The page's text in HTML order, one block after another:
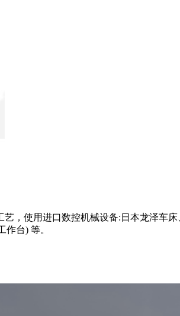
，使用进口数控机械设备:日本龙泽车
台) 等。